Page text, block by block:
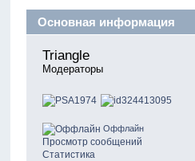
Основная информация
Triangle
Модераторы
Оффлайн
Просмотр сообщений
Статистика